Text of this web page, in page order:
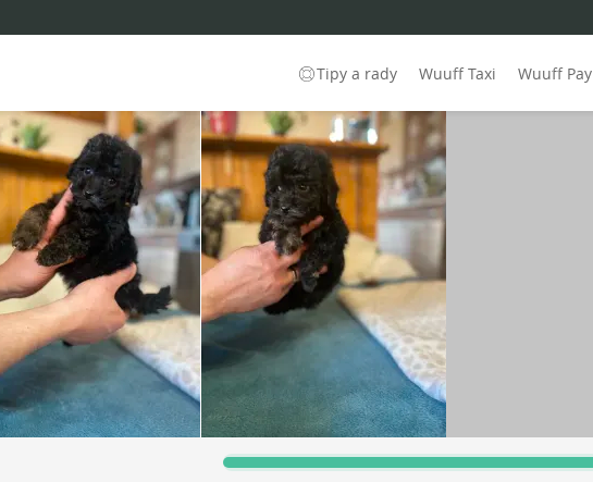
Tipy a rady Wuuff Taxi Wuuff Pay